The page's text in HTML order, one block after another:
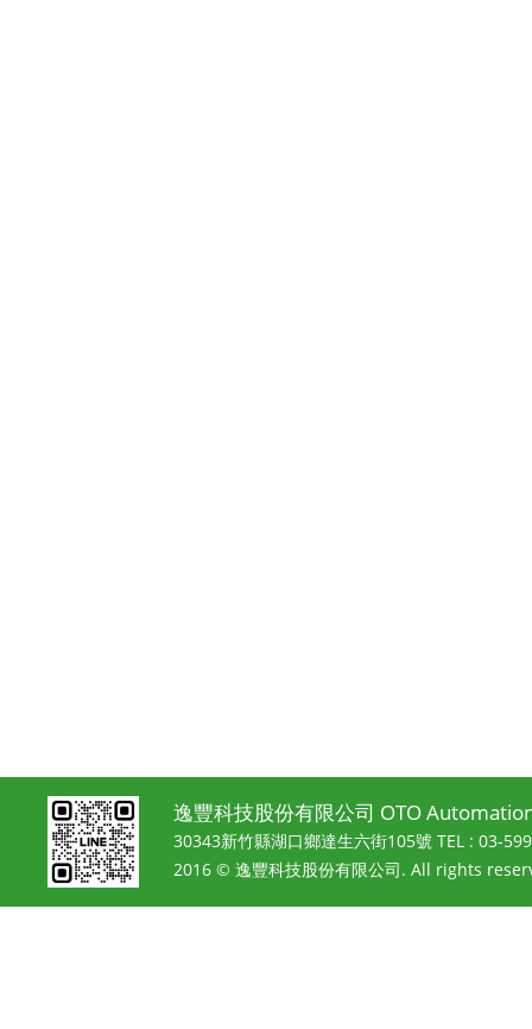
逸豐科技股份有限公司 OTO
30343新竹縣湖口鄉達生六街105號 TEL : 03-
2016 © 逸豐科技股份有限公司. All rights